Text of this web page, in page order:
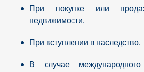
При покупке или
недвижимости.
При вступлении в наследство.
В случае международного